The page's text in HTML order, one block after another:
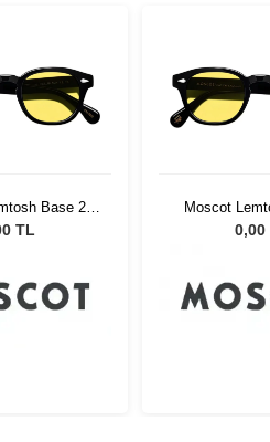
Base 2
Yellow
TL
Moscot
Sun 49 Black
0,00